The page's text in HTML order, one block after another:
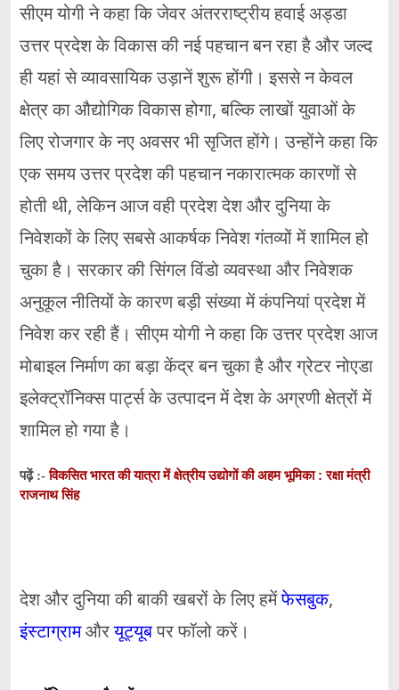
सीएम योगी ने कहा कि जेवर अंतरराष्ट्रीय हवाई अड्डा
उत्तर प्रदेश के विकास की नई पहचान बन रहा है और जल्द
ही यहां से व्यावसायिक उड़ानें शुरू होंगी। इससे न केवल
क्षेत्र का औद्योगिक विकास होगा, बल्कि लाखों युवाओं के
लिए रोजगार के नए अवसर भी सृजित होंगे। उन्होंने कहा कि
एक समय उत्तर प्रदेश की पहचान नकारात्मक कारणों से
होती थी, लेकिन आज वही प्रदेश देश और दुनिया के
निवेशकों के लिए सबसे आकर्षक निवेश गंतव्यों में शामिल हो
चुका है। सरकार की सिंगल विंडो व्यवस्था और निवेशक
अनुकूल नीतियों के कारण बड़ी संख्या में कंपनियां प्रदेश में
निवेश कर रही हैं। सीएम योगी ने कहा कि उत्तर प्रदेश आज
मोबाइल निर्माण का बड़ा केंद्र बन चुका है और ग्रेटर नोएडा
इलेक्ट्रॉनिक्स पार्ट्स के उत्पादन में देश के अग्रणी क्षेत्रों में
शामिल हो गया है।
पढ़ें :-विकसित भारत की यात्रा में क्षेत्रीय उद्योगों की अहम भूमिका : रक्षा मंत्री
राजनाथ सिंह
देश और दुनिया की बाकी खबरों के लिए हमेंफेसबुक,
इंस्टाग्रामऔरयूट्यूबपर फॉलो करें।